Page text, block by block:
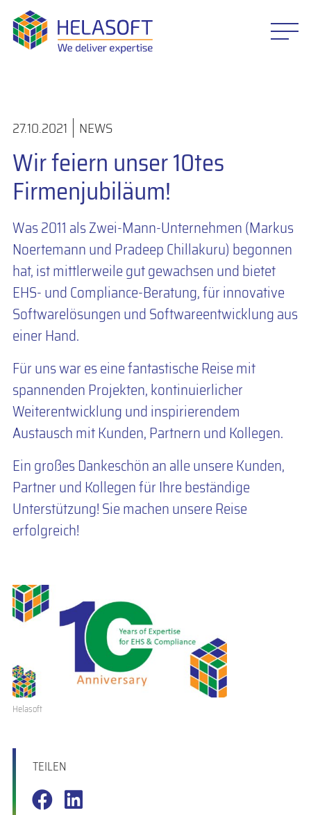
27.10.2021 NEWS
Wir feiern unser 10tes
Firmenjubiläum!
Was 2011 als Zwei-Mann-Unternehmen (Markus
Noertemann und Pradeep Chillakuru) begonnen
hat, ist mittlerweile gut gewachsen und bietet
EHS- und Compliance-Beratung, für innovative
Softwarelösungen und Softwareentwicklung aus
einer Hand.
Für uns war es eine fantastische Reise mit
spannenden Projekten, kontinuierlicher
Weiterentwicklung und inspirierendem
Austausch mit Kunden, Partnern und Kollegen.
Ein großes Dankeschön an alle unsere Kunden,
Partner und Kollegen für Ihre beständige
Unterstützung! Sie machen unsere Reise
erfolgreich!
Helasoft
TEILEN